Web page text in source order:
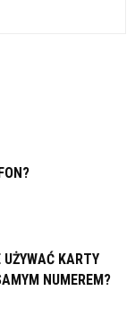
KARTY
NUMEREM?